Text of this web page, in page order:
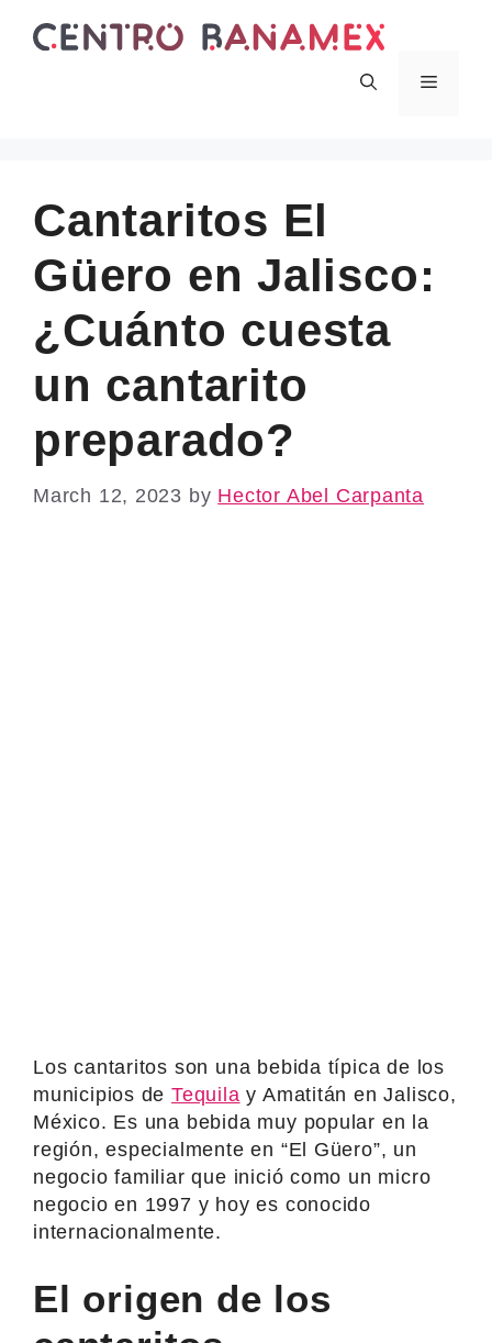
Menu
Cantaritos El
Güero en Jalisco:
¿Cuánto cuesta
un cantarito
preparado?
March 12, 2023 by Hector Abel Carpanta
Los cantaritos son una bebida típica de los
municipios deTequila y Amatitán en Jalisco,
México. Es una bebida muy popular en la
región, especialmente en “El Güero”, un
negocio familiar que inició como un micro
negocio en 1997 y hoy es conocido
internacionalmente.
El origen de los